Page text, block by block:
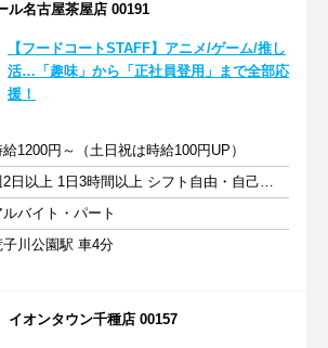
名古屋茶屋店 00191
【フードコートSTAFF】アニメ/ゲーム/推し
活…「趣味」から「正社員登用」まで全部応
援！
給1200円～（土日祝は時給100円UP）
週2日以上 1日3時間以上 シフト自由・自己申告
ルバイト・パート
子川公園駅 車4分
オンタウン千種店 00157